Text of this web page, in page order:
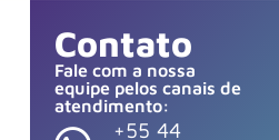
Contato
Fale com a nossa
equipe pelos canais de
atendimento:
+55 44